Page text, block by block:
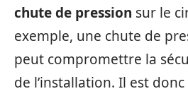
chute de pression sur le
exemple, une chute de
peut compromettre la
de l’installation. Il est